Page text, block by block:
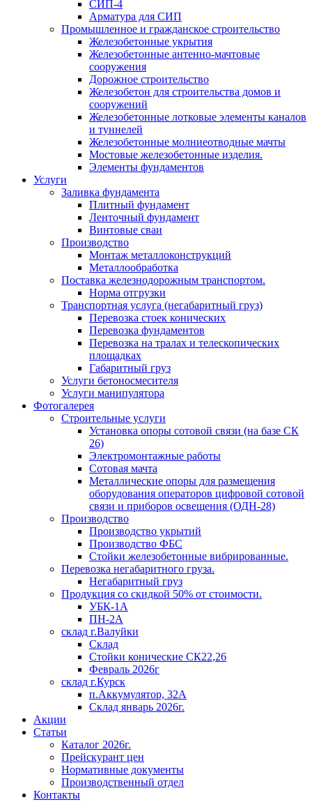
СИП-4
Арматура для СИП
Промышленное и гражданское строительство
Железобетонные укрытия
Железобетонные антенно-мачтовые
сооружения
Дорожное строительство
Железобетон для строительства домов и
сооружений
Железобетонные лотковые элементы каналов
и туннелей
Железобетонные молниеотводные мачты
Мостовые железобетонные изделия.
Элементы фундаментов
Услуги
Заливка фундамента
Плитный фундамент
Ленточный фундамент
Винтовые сваи
Производство
Монтаж металлоконструкций
Металлообработка
Поставка железнодорожным транспортом.
Норма отгрузки
Транспортная услуга (негабаритный груз)
Перевозка стоек конических
Перевозка фундаментов
Перевозка на тралах и телескопических
площадках
Габаритный груз
Услуги бетоносмесителя
Услуги манипулятора
Фотогалерея
Строительные услуги
Установка опоры сотовой связи (на базе СК
26)
Электромонтажные работы
Сотовая мачта
Металлические опоры для размещения
оборудования операторов цифровой сотовой
связи и приборов освещения (ОДН-28)
Производство
Производство укрытий
Производство ФБС
Стойки железобетонные вибрированные.
Перевозка негабаритного груза.
Негабаритный груз
Продукция со скидкой 50% от стоимости.
УБК-1А
ПН-2А
склад г.Валуйки
Склад
Стойки конические СК22,26
Февраль 2026г
склад г.Курск
п.Аккумулятор, 32А
Склад январь 2026г.
Акции
Статьи
Каталог 2026г.
Прейскурант цен
Нормативные документы
Производственный отдел
Контакты